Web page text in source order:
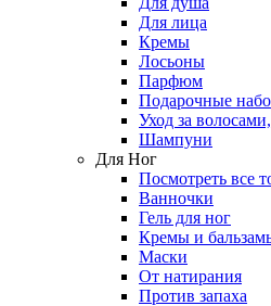
Для лица
Кремы
Лосьоны
Парфюм
Подарочные
Уход за
Шампуни
Для Ног
Посмотреть все
Ванночки
Гель для ног
Кремы и
Маски
От натирания
Против запаха